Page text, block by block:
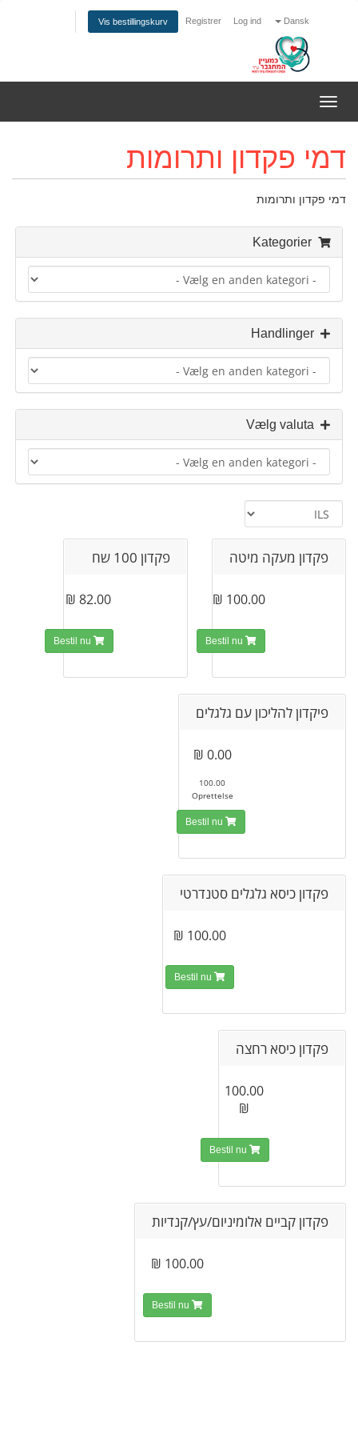
Dansk
Log ind
Registrer
Vis bestillingskurv
Skift
navigation
דמי פקדון ותרומות
דמי פקדון ותרומות
פקדון מעקה מיטה
100.00 ₪
פקדון 100 שח
82.00 ₪
פיקדון להליכון עם גלגלים
0.00 ₪
100.00
Oprettelse
פקדון כיסא גלגלים סטנדרטי
100.00 ₪
פקדון כיסא רחצה
100.00
₪
פקדון קביים אלומיניום/עץ/קנדיות
100.00 ₪